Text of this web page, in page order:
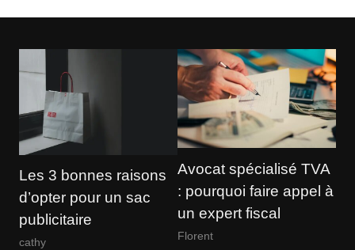
Les 3 bonnes raisons
d’opter pour un sac
publicitaire
cathy
Avocat spécialisé TVA
: pourquoi faire appel à
un expert fiscal
Florent